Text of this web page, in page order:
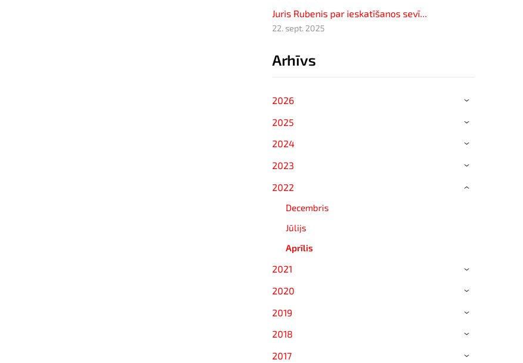
Juris Rubenis par ieskatīšanos sevī...
22. sept. 2025
Arhīvs
2026 ›
2025 ›
2024 ›
2023 ›
2022
Decembris
Jūlijs
Aprīlis
›
2021 ›
2020 ›
2019 ›
2018 ›
2017 ›